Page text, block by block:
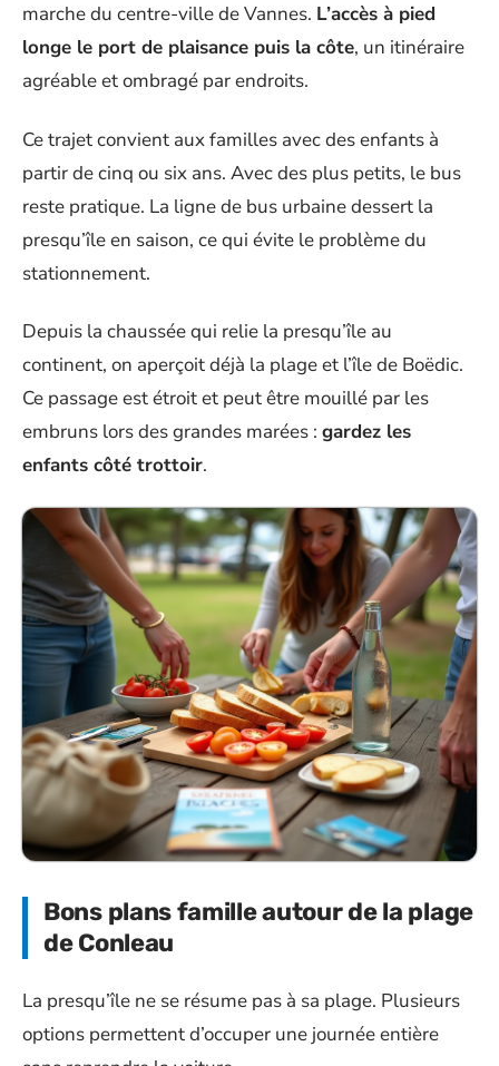
marche du centre-ville de Vannes. L’accès à pied
longe le port de plaisance puis la côte, un itinéraire
agréable et ombragé par endroits.
Ce trajet convient aux familles avec des enfants à
partir de cinq ou six ans. Avec des plus petits, le bus
reste pratique. La ligne de bus urbaine dessert la
presqu’île en saison, ce qui évite le problème du
stationnement.
Depuis la chaussée qui relie la presqu’île au
continent, on aperçoit déjà la plage et l’île de Boëdic.
Ce passage est étroit et peut être mouillé par les
embruns lors des grandes marées : gardez les
enfants côté trottoir.
Bons plans famille autour de la plage
de Conleau
La presqu’île ne se résume pas à sa plage. Plusieurs
options permettent d’occuper une journée entière